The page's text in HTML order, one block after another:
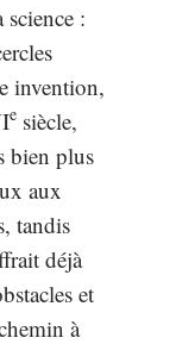
science :
invention,
e siècle,
bien plus
aux
tandis
déjà
et
à